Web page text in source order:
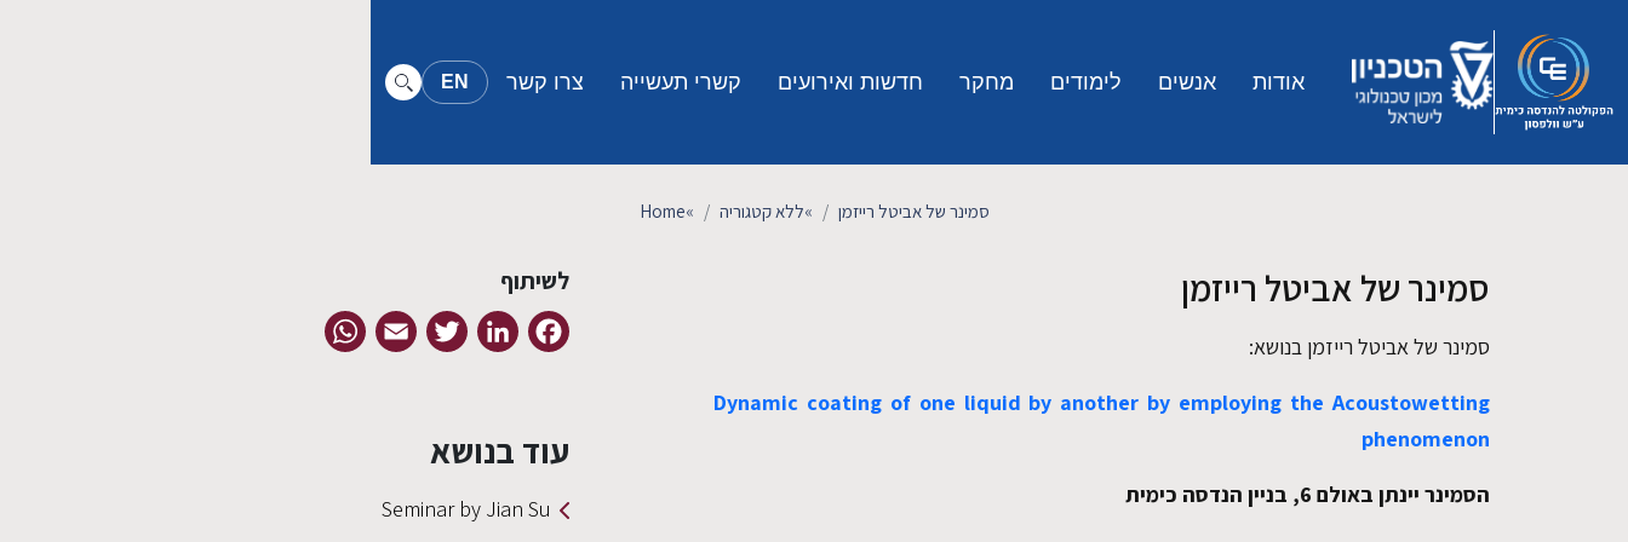
EN אודות אנשים לימודים מחקר חדשות ואירועים קשרי תעשייה צרו קשר
Home» ללא קטגוריה» סמינר של אביטל רייזמן
סמינר של אביטל רייזמן
סמינר של אביטל רייזמן בנושא:
Dynamic coating of one liquid by another by employing the Acoustowetting
phenomenon
הסמינר יינתן באולם 6, בניין הנדסה כימית
לשיתוף
Facebook
LinkedIn
Twitter
Email
עוד בנושא
Seminar by Jian Su